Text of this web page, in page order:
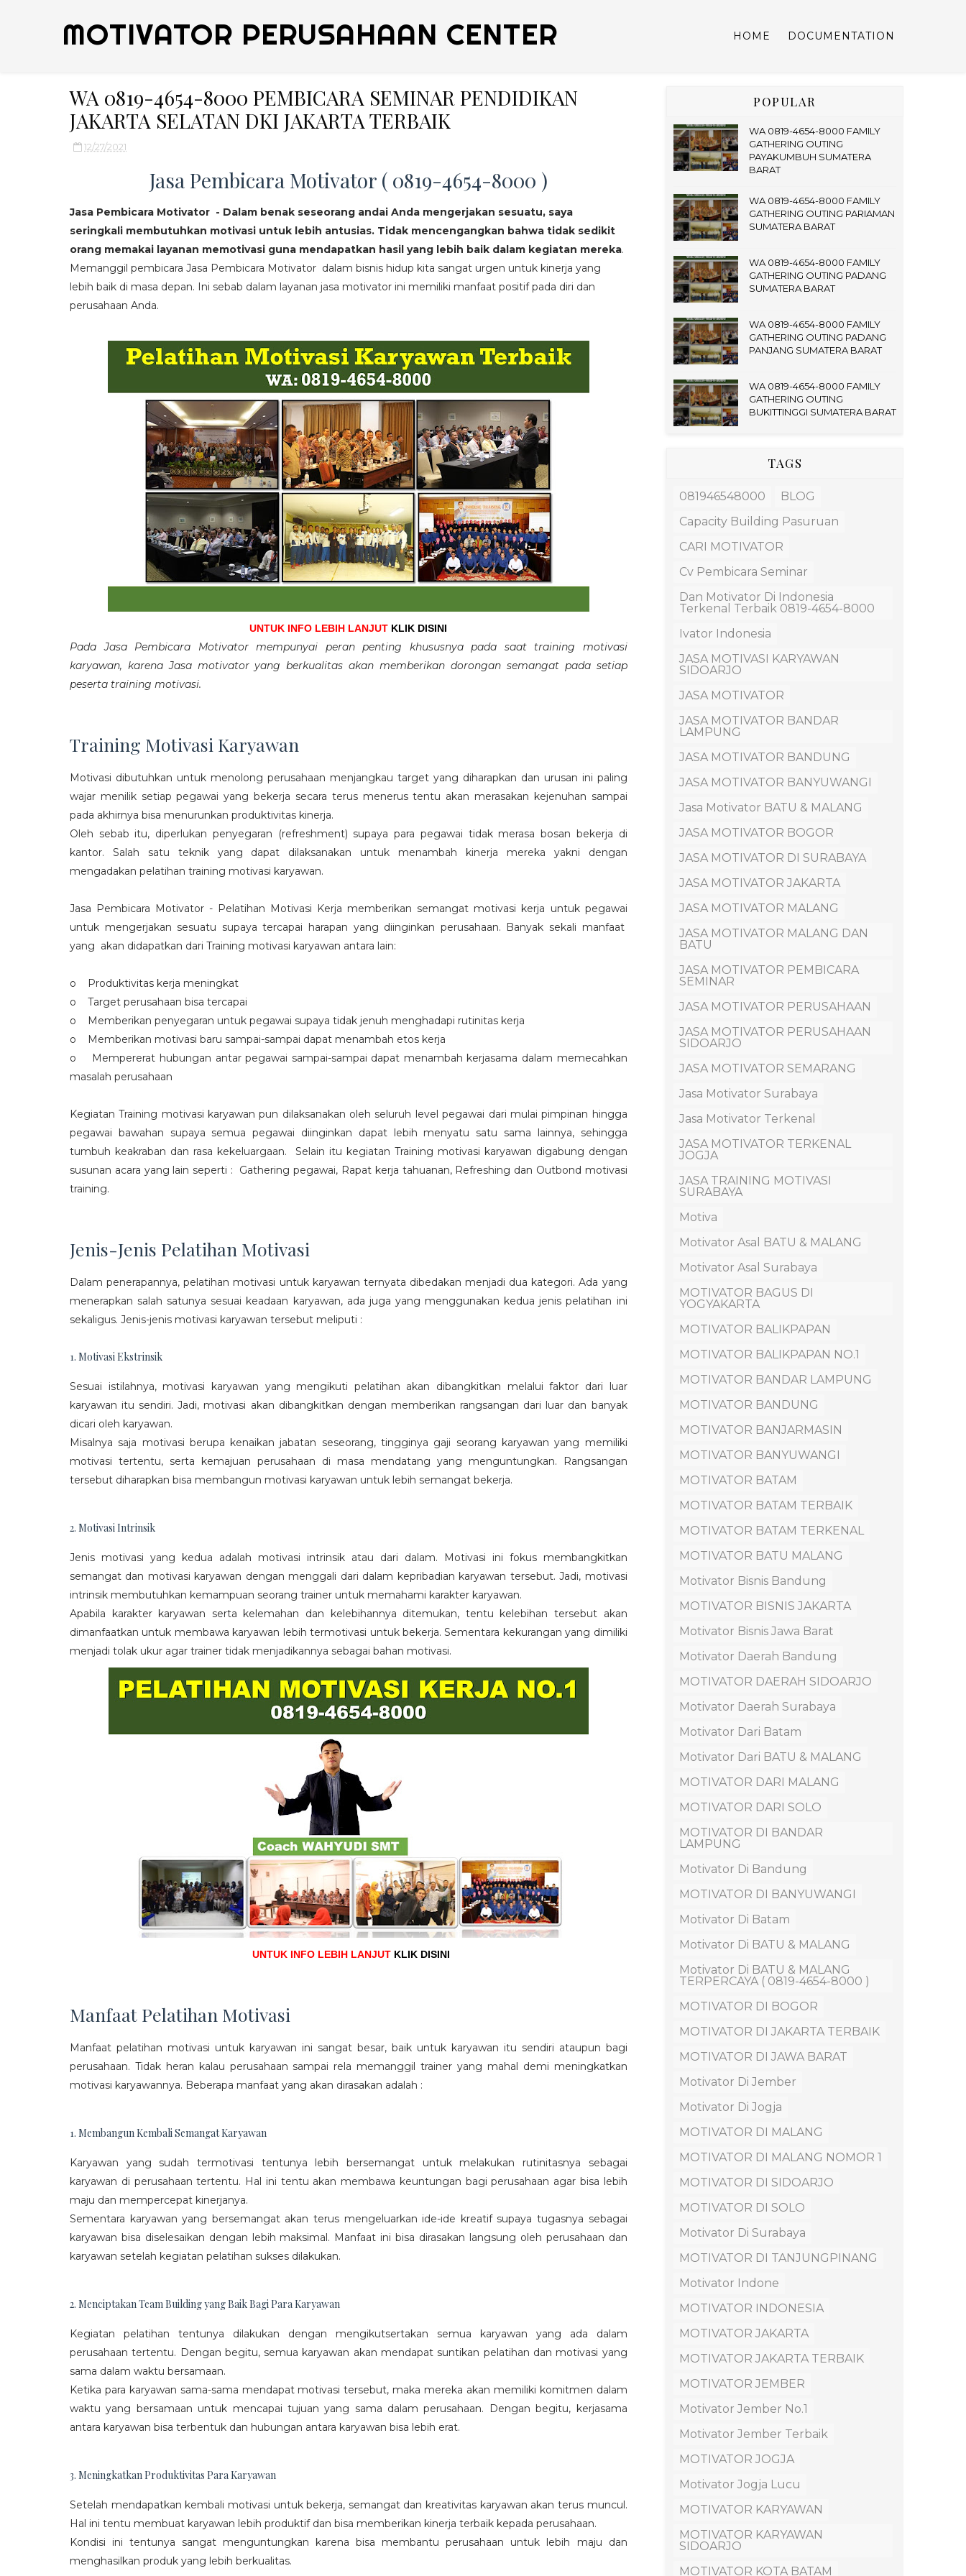
MOTIVATOR PERUSAHAAN CENTER HOME DOCUMENTATION
WA 0819-4654-8000 PEMBICARA SEMINAR PENDIDIKAN
JAKARTA SELATAN DKI JAKARTA TERBAIK
12/27/2021
Jasa Pembicara Motivator ( 0819-4654-8000 )
Jasa Pembicara Motivator - Dalam benak seseorang andai Anda mengerjakan sesuatu, saya
seringkali membutuhkan motivasi untuk lebih antusias. Tidak mencengangkan bahwa tidak sedikit
orang memakai layanan memotivasi guna mendapatkan hasil yang lebih baik dalam kegiatan mereka.
Memanggil pembicara Jasa Pembicara Motivator dalam bisnis hidup kita sangat urgen untuk kinerja yang
lebih baik di masa depan. Ini sebab dalam layanan jasa motivator ini memiliki manfaat positif pada diri dan
perusahaan Anda.
UNTUK INFO LEBIH LANJUT KLIK DISINI
Pada Jasa Pembicara Motivator mempunyai peran penting khususnya pada saat training motivasi
karyawan, karena Jasa motivator yang berkualitas akan memberikan dorongan semangat pada setiap
peserta training motivasi.
Training Motivasi Karyawan
Motivasi dibutuhkan untuk menolong perusahaan menjangkau target yang diharapkan dan urusan ini paling
wajar menilik setiap pegawai yang bekerja secara terus menerus tentu akan merasakan kejenuhan sampai
pada akhirnya bisa menurunkan produktivitas kinerja.
Oleh sebab itu, diperlukan penyegaran (refreshment) supaya para pegawai tidak merasa bosan bekerja di
kantor. Salah satu teknik yang dapat dilaksanakan untuk menambah kinerja mereka yakni dengan
mengadakan pelatihan training motivasi karyawan.
Jasa Pembicara Motivator - Pelatihan Motivasi Kerja memberikan semangat motivasi kerja untuk pegawai
untuk mengerjakan sesuatu supaya tercapai harapan yang diinginkan perusahaan. Banyak sekali manfaat
yang akan didapatkan dari Training motivasi karyawan antara lain:
o Produktivitas kerja meningkat
o Target perusahaan bisa tercapai
o Memberikan penyegaran untuk pegawai supaya tidak jenuh menghadapi rutinitas kerja
o Memberikan motivasi baru sampai-sampai dapat menambah etos kerja
o Mempererat hubungan antar pegawai sampai-sampai dapat menambah kerjasama dalam memecahkan
masalah perusahaan
Kegiatan Training motivasi karyawan pun dilaksanakan oleh seluruh level pegawai dari mulai pimpinan hingga
pegawai bawahan supaya semua pegawai diinginkan dapat lebih menyatu satu sama lainnya, sehingga
tumbuh keakraban dan rasa kekeluargaan. Selain itu kegiatan Training motivasi karyawan digabung dengan
susunan acara yang lain seperti : Gathering pegawai, Rapat kerja tahuanan, Refreshing dan Outbond motivasi
training.
Jenis-Jenis Pelatihan Motivasi
Dalam penerapannya, pelatihan motivasi untuk karyawan ternyata dibedakan menjadi dua kategori. Ada yang
menerapkan salah satunya sesuai keadaan karyawan, ada juga yang menggunakan kedua jenis pelatihan ini
sekaligus. Jenis-jenis motivasi karyawan tersebut meliputi :
1. Motivasi Ekstrinsik
Sesuai istilahnya, motivasi karyawan yang mengikuti pelatihan akan dibangkitkan melalui faktor dari luar
karyawan itu sendiri. Jadi, motivasi akan dibangkitkan dengan memberikan rangsangan dari luar dan banyak
dicari oleh karyawan.
Misalnya saja motivasi berupa kenaikan jabatan seseorang, tingginya gaji seorang karyawan yang memiliki
motivasi tertentu, serta kemajuan perusahaan di masa mendatang yang menguntungkan. Rangsangan
tersebut diharapkan bisa membangun motivasi karyawan untuk lebih semangat bekerja.
2. Motivasi Intrinsik
Jenis motivasi yang kedua adalah motivasi intrinsik atau dari dalam. Motivasi ini fokus membangkitkan
semangat dan motivasi karyawan dengan menggali dari dalam kepribadian karyawan tersebut. Jadi, motivasi
intrinsik membutuhkan kemampuan seorang trainer untuk memahami karakter karyawan.
Apabila karakter karyawan serta kelemahan dan kelebihannya ditemukan, tentu kelebihan tersebut akan
dimanfaatkan untuk membawa karyawan lebih termotivasi untuk bekerja. Sementara kekurangan yang dimiliki
menjadi tolak ukur agar trainer tidak menjadikannya sebagai bahan motivasi.
UNTUK INFO LEBIH LANJUT KLIK DISINI
Manfaat Pelatihan Motivasi
Manfaat pelatihan motivasi untuk karyawan ini sangat besar, baik untuk karyawan itu sendiri ataupun bagi
perusahaan. Tidak heran kalau perusahaan sampai rela memanggil trainer yang mahal demi meningkatkan
motivasi karyawannya. Beberapa manfaat yang akan dirasakan adalah :
1. Membangun Kembali Semangat Karyawan
Karyawan yang sudah termotivasi tentunya lebih bersemangat untuk melakukan rutinitasnya sebagai
karyawan di perusahaan tertentu. Hal ini tentu akan membawa keuntungan bagi perusahaan agar bisa lebih
maju dan mempercepat kinerjanya.
Sementara karyawan yang bersemangat akan terus mengeluarkan ide-ide kreatif supaya tugasnya sebagai
karyawan bisa diselesaikan dengan lebih maksimal. Manfaat ini bisa dirasakan langsung oleh perusahaan dan
karyawan setelah kegiatan pelatihan sukses dilakukan.
2. Menciptakan Team Building yang Baik Bagi Para Karyawan
Kegiatan pelatihan tentunya dilakukan dengan mengikutsertakan semua karyawan yang ada dalam
perusahaan tertentu. Dengan begitu, semua karyawan akan mendapat suntikan pelatihan dan motivasi yang
sama dalam waktu bersamaan.
Ketika para karyawan sama-sama mendapat motivasi tersebut, maka mereka akan memiliki komitmen dalam
waktu yang bersamaan untuk mencapai tujuan yang sama dalam perusahaan. Dengan begitu, kerjasama
antara karyawan bisa terbentuk dan hubungan antara karyawan bisa lebih erat.
3. Meningkatkan Produktivitas Para Karyawan
Setelah mendapatkan kembali motivasi untuk bekerja, semangat dan kreativitas karyawan akan terus muncul.
Hal ini tentu membuat karyawan lebih produktif dan bisa memberikan kinerja terbaik kepada perusahaan.
Kondisi ini tentunya sangat menguntungkan karena bisa membantu perusahaan untuk lebih maju dan
menghasilkan produk yang lebih berkualitas.
POPULAR
WA 0819-4654-8000 FAMILY
GATHERING OUTING
PAYAKUMBUH SUMATERA
BARAT
WA 0819-4654-8000 FAMILY
GATHERING OUTING PARIAMAN
SUMATERA BARAT
WA 0819-4654-8000 FAMILY
GATHERING OUTING PADANG
SUMATERA BARAT
WA 0819-4654-8000 FAMILY
GATHERING OUTING PADANG
PANJANG SUMATERA BARAT
WA 0819-4654-8000 FAMILY
GATHERING OUTING
BUKITTINGGI SUMATERA BARAT
TAGS
081946548000
BLOG
Capacity Building Pasuruan
CARI MOTIVATOR
Cv Pembicara Seminar
Dan Motivator Di Indonesia
Terkenal Terbaik 0819-4654-8000
Ivator Indonesia
JASA MOTIVASI KARYAWAN
SIDOARJO
JASA MOTIVATOR
JASA MOTIVATOR BANDAR
LAMPUNG
JASA MOTIVATOR BANDUNG
JASA MOTIVATOR BANYUWANGI
Jasa Motivator BATU & MALANG
JASA MOTIVATOR BOGOR
JASA MOTIVATOR DI SURABAYA
JASA MOTIVATOR JAKARTA
JASA MOTIVATOR MALANG
JASA MOTIVATOR MALANG DAN
BATU
JASA MOTIVATOR PEMBICARA
SEMINAR
JASA MOTIVATOR PERUSAHAAN
JASA MOTIVATOR PERUSAHAAN
SIDOARJO
JASA MOTIVATOR SEMARANG
Jasa Motivator Surabaya
Jasa Motivator Terkenal
JASA MOTIVATOR TERKENAL
JOGJA
JASA TRAINING MOTIVASI
SURABAYA
Motiva
Motivator Asal BATU & MALANG
Motivator Asal Surabaya
MOTIVATOR BAGUS DI
YOGYAKARTA
MOTIVATOR BALIKPAPAN
MOTIVATOR BALIKPAPAN NO.1
MOTIVATOR BANDAR LAMPUNG
MOTIVATOR BANDUNG
MOTIVATOR BANJARMASIN
MOTIVATOR BANYUWANGI
MOTIVATOR BATAM
MOTIVATOR BATAM TERBAIK
MOTIVATOR BATAM TERKENAL
MOTIVATOR BATU MALANG
Motivator Bisnis Bandung
MOTIVATOR BISNIS JAKARTA
Motivator Bisnis Jawa Barat
Motivator Daerah Bandung
MOTIVATOR DAERAH SIDOARJO
Motivator Daerah Surabaya
Motivator Dari Batam
Motivator Dari BATU & MALANG
MOTIVATOR DARI MALANG
MOTIVATOR DARI SOLO
MOTIVATOR DI BANDAR
LAMPUNG
Motivator Di Bandung
MOTIVATOR DI BANYUWANGI
Motivator Di Batam
Motivator Di BATU & MALANG
Motivator Di BATU & MALANG
TERPERCAYA ( 0819-4654-8000 )
MOTIVATOR DI BOGOR
MOTIVATOR DI JAKARTA TERBAIK
MOTIVATOR DI JAWA BARAT
Motivator Di Jember
Motivator Di Jogja
MOTIVATOR DI MALANG
MOTIVATOR DI MALANG NOMOR 1
MOTIVATOR DI SIDOARJO
MOTIVATOR DI SOLO
Motivator Di Surabaya
MOTIVATOR DI TANJUNGPINANG
Motivator Indone
MOTIVATOR INDONESIA
MOTIVATOR JAKARTA
MOTIVATOR JAKARTA TERBAIK
MOTIVATOR JEMBER
Motivator Jember No.1
Motivator Jember Terbaik
MOTIVATOR JOGJA
Motivator Jogja Lucu
MOTIVATOR KARYAWAN
MOTIVATOR KARYAWAN
SIDOARJO
MOTIVATOR KOTA BATAM